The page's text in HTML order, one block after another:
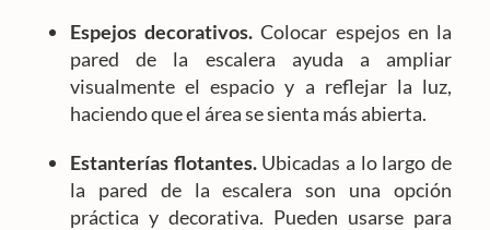
Espejos decorativos.Colocar espejos en la
pared de la escalera ayuda a ampliar
visualmente el espacio y a reflejar la luz,
haciendo que el área se sienta más abierta.
Estanterías flotantes. Ubicadas a lo largo de
la pared de la escalera son una opción
práctica y decorativa. Pueden usarse para